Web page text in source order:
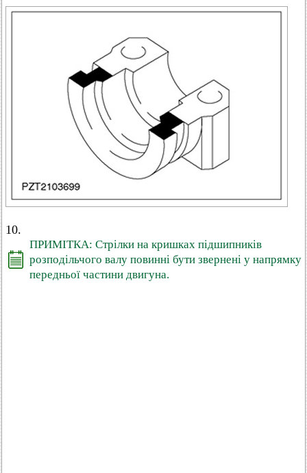
10.
ПРИМІТКА: Стрілки на кришках підшипників
розподільчого валу повинні бути звернені у напрямку
передньої частини двигуна.